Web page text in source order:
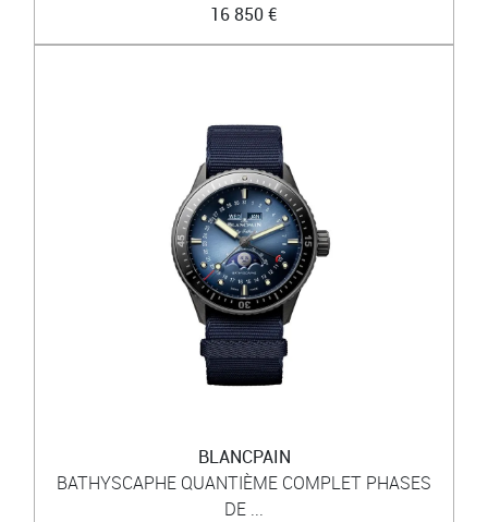
16 850 €
BLANCPAIN
BATHYSCAPHE QUANTIÈME COMPLET PHASES
DE ...